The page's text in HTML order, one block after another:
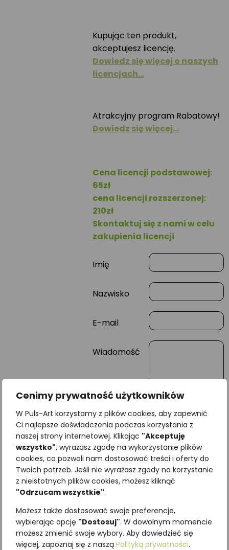
Cenimy prywatność użytkowników
W Puls-Art korzystamy z plików cookies, aby zapewnić
Ci najlepsze doświadczenia podczas korzystania z
naszej strony internetowej. Klikając "Akceptuję
wszystko", wyrażasz zgodę na wykorzystanie plików
cookies, co pozwoli nam dostosować treści i oferty do
Twoich potrzeb. Jeśli nie wyrażasz zgody na korzystanie
z nieistotnych plików cookies, możesz kliknąć
"Odrzucam wszystkie".
Możesz także dostosować swoje preferencje,
wybierając opcję "Dostosuj". W dowolnym momencie
możesz zmienić swoje wybory. Aby dowiedzieć się
więcej, zapoznaj się z naszą Polityką prywatności.
Kupując ten produkt,
akceptujesz licencję.
Dowiedz się więcej o naszych
licencjach…
Atrakcyjny program Rabatowy!
Dowiedz się więcej…
Cena licencji podstawowej:
65zł
cena licencji rozszerzonej:
210zł
Skontaktuj się z nami w celu
zakupienia licencji
Imię
Nazwisko
E-mail
Wiadomość
Najniższa cena z ostatnich 30
dni:65,00zł
SKU:
Kategorie:ILUSTRACJE
Pozostałe,Ptaki
Podobne produkty